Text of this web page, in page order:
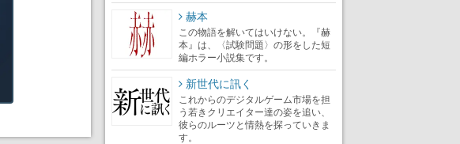
赫本
この物語を解いてはいけない。『赫
本』は、〈試験問題〉の形をした短
編ホラー小説集です。
新世代に訊く
これからのデジタルゲーム市場を担
う若きクリエイター達の姿を追い、
彼らのルーツと情熱を探っていきま
す。